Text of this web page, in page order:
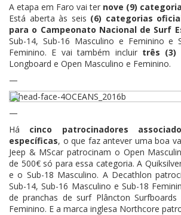
A etapa em Faro vai ter nove (9)
Está aberta às seis (6) categorias
para o Campeonato Nacional de Surf
Sub-14, Sub-16 Masculino e Feminino e
Feminino. E vai também incluir três (3)
Longboard e Open Masculino e Feminino.
—
—
Há cinco patrocinadores
específicas, o que faz antever uma boa
Jeep & MScar patrocinam o Open
de 500€ só para essa categoria. A
e o Sub-18 Masculino. A Decathlon
Sub-14, Sub-16 Masculino e Sub-18
de pranchas de surf Plâncton Surfboards
Feminino. E a marca inglesa Northcore